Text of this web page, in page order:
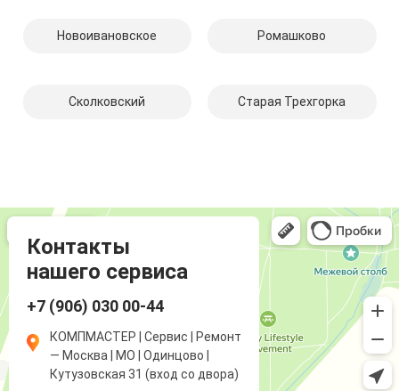
Новоивановское Ромашково
Сколковский Старая Трехгорка
Контакты
нашего сервиса
+7 (906) 030 00-44
КОМПМАСТЕР | Сервис | Ремонт
— Москва | МО | Одинцово |
Кутузовская 31 (вход со двора)
Компмастер
Ремонт аудиотехники и видеотехники в Одинцово